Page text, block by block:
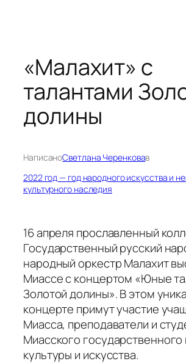
«Малахит» с
талантами
долины
НаписаноСветлана Черенковав
2022 год — год народного искусства и
культурного наследия
16 апреля прославленный
Государственный русский
народный оркестр Малахит
Миассе с концертом «Юные
Золотой долины». В этом
концерте примут участие
Миасса, преподаватели и
Миасского
культуры и искусства.